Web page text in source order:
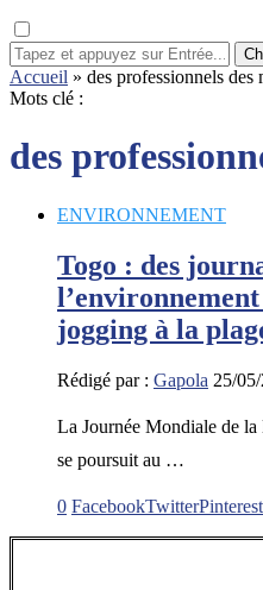
Accueil » des professionnels des
Mots clé :
des
ENVIRONNEMENT
Togo : des
jogging à la
Rédigé par : Gapola 25/
La Journée Mondiale de
se poursuit au …
0 FacebookTwitterPinterest